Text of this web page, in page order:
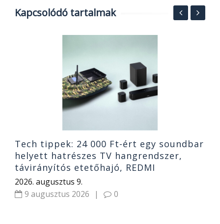
Kapcsolódó tartalmak
Tech tippek: 24 000 Ft-ért egy soundbar
helyett hatrészes TV hangrendszer,
távirányítós etetőhajó, REDMI
2026. augusztus 9.
9 augusztus 2026
| 0